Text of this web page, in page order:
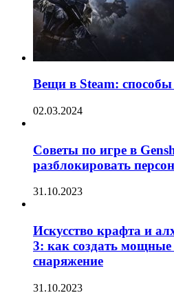
Вещи в Steam:
02.03.2024
Советы по игре в
разблокировать
31.10.2023
Искусство крафта и
3: как создать мощные
снаряжение
31.10.2023